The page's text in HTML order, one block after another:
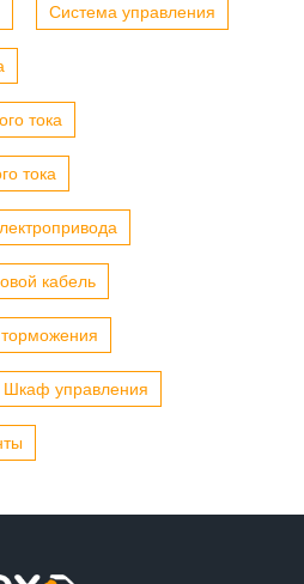
Система управления
тока
тока
кабель
Шкаф управления